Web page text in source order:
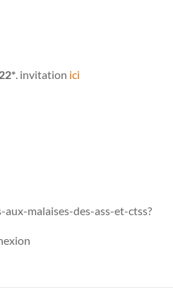
. invitation ici
malaises-des-ass-et-ctss?